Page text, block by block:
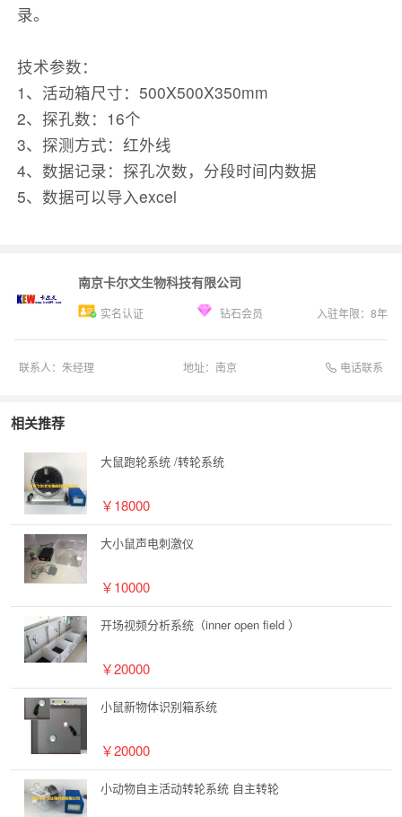
录。
技术参数：
1、活动箱尺寸：500X500X350mm
2、探孔数：16个
3、探测方式：红外线
4、数据记录：探孔次数，分段时间内数据
5、数据可以导入excel
南京卡尔文生物科技有限公司
实名认证 钻石会员 入驻年限： 8年
联系人： 朱经理 地址： 南京 电话联系
相关推荐
大鼠跑轮系统 /转轮系统
￥18000
大小鼠声电刺激仪
￥10000
开场视频分析系统（inner open field ）
￥20000
小鼠新物体识别箱系统
￥20000
小动物自主活动转轮系统 自主转轮